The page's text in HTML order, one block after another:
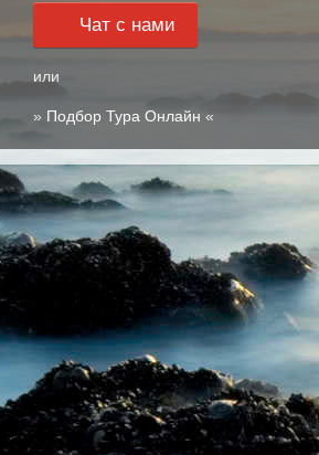
Чат с нами
или
» Подбор Тура Онлайн «